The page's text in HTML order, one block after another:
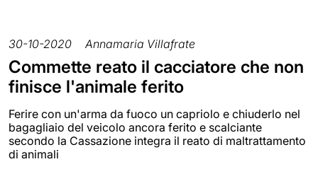
30-10-2020 Annamaria Villafrate
Commette reato il cacciatore che non
finisce l'animale ferito
Ferire con un'arma da fuoco un capriolo e chiuderlo nel
bagagliaio del veicolo ancora ferito e scalciante
secondo la Cassazione integra il reato di maltrattamento
di animali